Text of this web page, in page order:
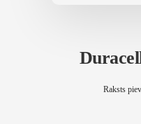
Raksts